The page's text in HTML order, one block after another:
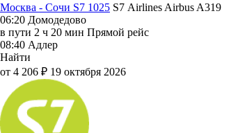
Москва - Сочи S7 1025 S7 Airlines Airbus A319
06:20 Домодедово
в пути 2 ч 20 мин Прямой рейс
08:40 Адлер
Найти
от 4 206 ₽ 19 октября 2026